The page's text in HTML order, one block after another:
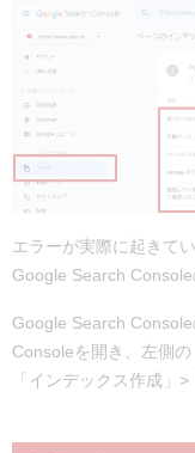
エラーが実際に起きて
Google Search Console
Google Search
Consoleを開き、左側
「インデックス作成」